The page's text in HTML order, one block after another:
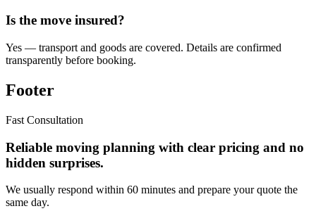
Is the move insured?
Yes — transport and goods are covered. Details are confirmed
transparently before booking.
Footer
Fast Consultation
Reliable moving planning with clear pricing and no
hidden surprises.
We usually respond within 60 minutes and prepare your quote the
same day.